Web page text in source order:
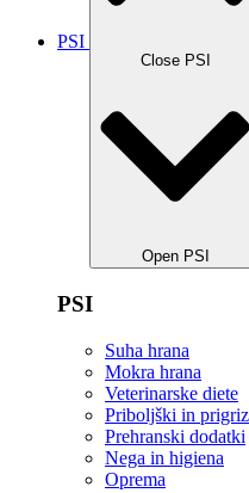
PSI
Close PSI
Open PSI
PSI
Suha hrana
Mokra hrana
Veterinarske diete
Priboljški in
Prehranski dodatki
Nega in higiena
Oprema